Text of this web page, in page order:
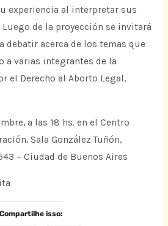
experiencia al interpretar sus
Luego de la proyección se invitará
debatir acerca de los temas que
varias integrantes de la
el Derecho al Aborto Legal,
a las 18 hs. en el Centro
Sala González Tuñón,
– Ciudad de Buenos Aires
Compartilhe isso: